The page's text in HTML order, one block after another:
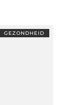
GEZONDHEID